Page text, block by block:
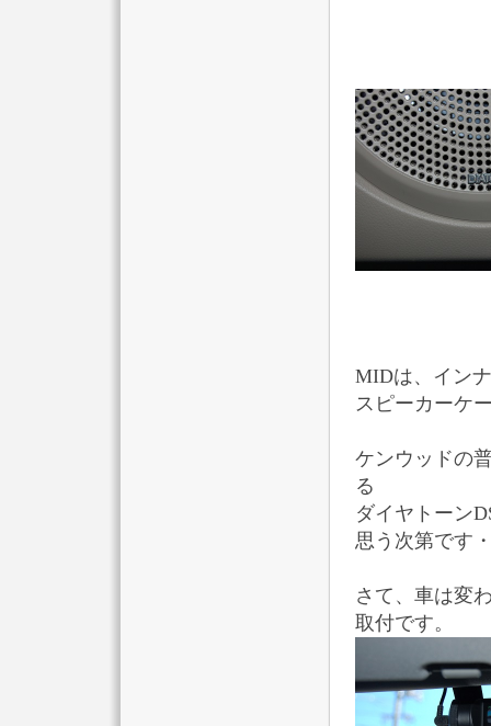
MIDは、イン
スピーカーケ
ケンウッドの
る
ダイヤトーン
思う次第です
さて、車は変
取付です。